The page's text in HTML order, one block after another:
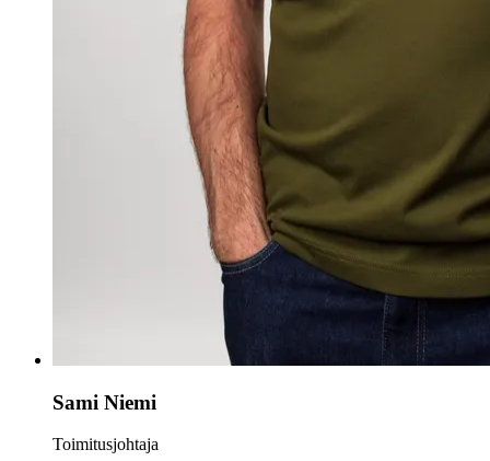
Sami Niemi
Toimitusjohtaja